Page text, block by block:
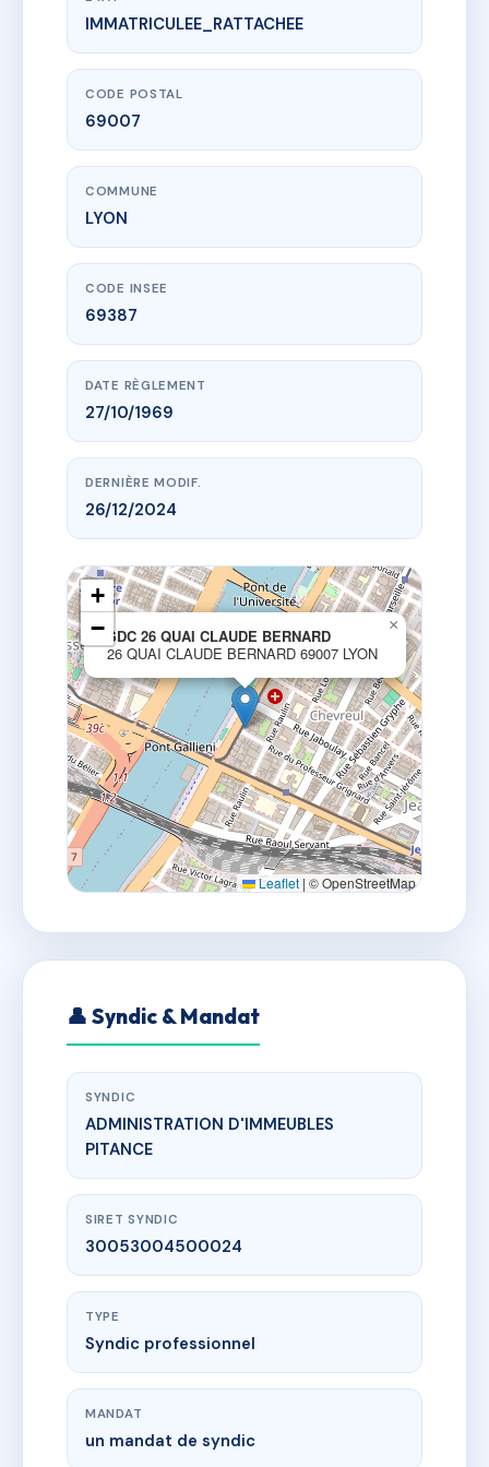
www.vme.plus/AA2790830
SDC 26 QUAI CLAUDE BERNARD
26 Quai Claude Bernard
IMMATRICULEE_RATTACHEE
CODE POSTAL
69007
COMMUNE
LYON
CODE INSEE
69387
DATE RÈGLEMENT
27/10/1969
DERNIÈRE MODIF.
26/12/2024
SDC 26 QUAI CLAUDE BERNARD
26 QUAI CLAUDE BERNARD 69007 LYON
×
+
−
Leaflet | © OpenStreetMap
👤 Syndic & Mandat
SYNDIC
ADMINISTRATION D'IMMEUBLES
PITANCE
SIRET SYNDIC
30053004500024
TYPE
Syndic professionnel
MANDAT
un mandat de syndic